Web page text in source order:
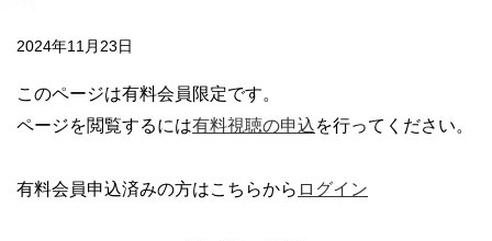
2024年11月23日
このページは有料会員限定です。
ページを閲覧するには有料視聴の申込を行ってください。
有料会員申込済みの方はこちらから ログイン